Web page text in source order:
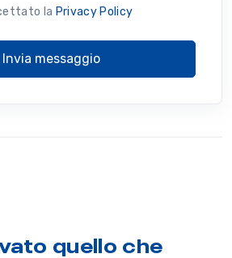
la Privacy Policy
Invia messaggio
quello che